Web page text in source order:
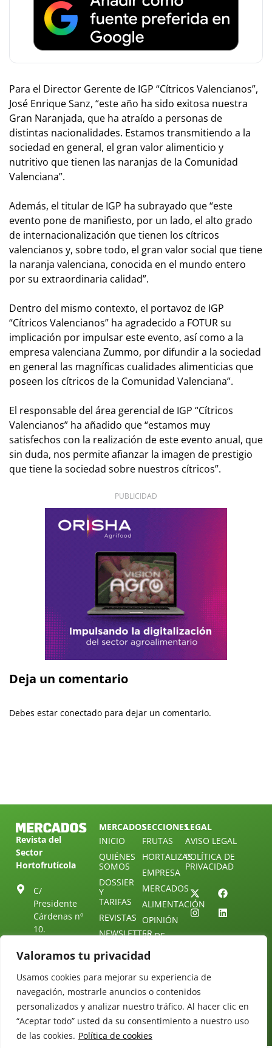
Valoramos tu privacidad
Usamos cookies para mejorar su experiencia de
navegación, mostrarle anuncios o contenidos
personalizados y analizar nuestro tráfico. Al hacer clic en
“Aceptar todo” usted da su consentimiento a nuestro uso
de las cookies. Política de cookies
Para el Director Gerente de IGP “Cítricos Valencianos”,
José Enrique Sanz, “este año ha sido exitosa nuestra
Gran Naranjada, que ha atraído a personas de
distintas nacionalidades. Estamos transmitiendo a la
sociedad en general, el gran valor alimenticio y
nutritivo que tienen las naranjas de la Comunidad
Valenciana”.
Además, el titular de IGP ha subrayado que “este
evento pone de manifiesto, por un lado, el alto grado
de internacionalización que tienen los cítricos
valencianos y, sobre todo, el gran valor social que tiene
la naranja valenciana, conocida en el mundo entero
por su extraordinaria calidad”.
Dentro del mismo contexto, el portavoz de IGP
“Cítricos Valencianos” ha agradecido a FOTUR su
implicación por impulsar este evento, así como a la
empresa valenciana Zummo, por difundir a la sociedad
en general las magníficas cualidades alimenticias que
poseen los cítricos de la Comunidad Valenciana”.
El responsable del área gerencial de IGP “Cítricos
Valencianos” ha añadido que “estamos muy
satisfechos con la realización de este evento anual, que
sin duda, nos permite afianzar la imagen de prestigio
que tiene la sociedad sobre nuestros cítricos”.
PUBLICIDAD
Deja un comentario
Debes estar conectado para dejar un comentario.
Revista del
Sector
Hortofrutícola
C/
Presidente
Cárdenas nº
10.
Sevilla.
Tel: (+34) 954
25 88 51
redaccion@revistamercados.com
MERCADOS
INICIO
QUIÉNES
SOMOS
DOSSIER
Y
TARIFAS
REVISTAS
NEWSLETTER
SUSCRIPCIÓN
NUESTRO
TELEGRAM
CONTACTO
SECCIONES
FRUTAS
HORTALIZAS
EMPRESA
MERCADOS
ALIMENTACIÓN
OPINIÓN
30 DE
DIRECTORIO
LEGAL
AVISO LEGAL
POLÍTICA DE
PRIVACIDAD
Starenlared